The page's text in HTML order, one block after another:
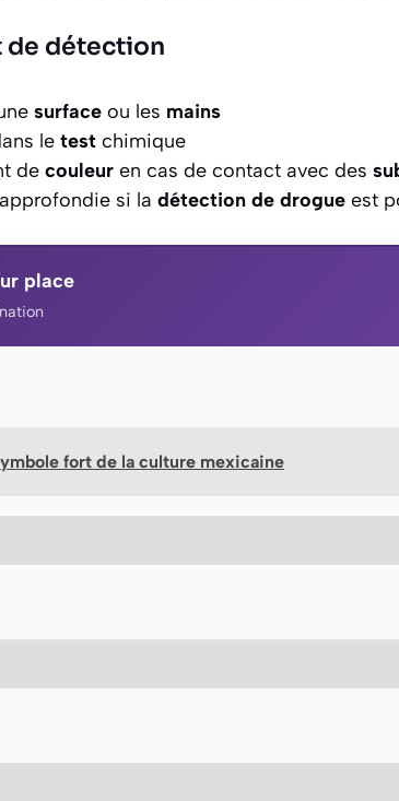
de détection
surface ou les mains
le test chimique
de couleur en cas de contact avec des
si la détection de drogue est
place
fort de la culture mexicaine